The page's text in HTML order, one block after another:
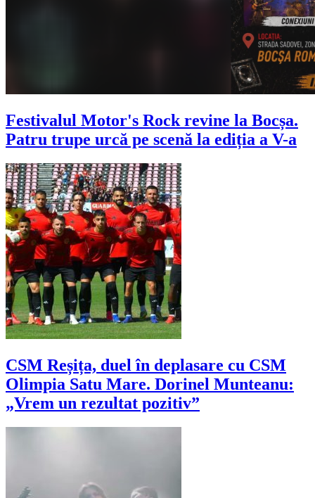
Festivalul Motor's Rock revine la Bocșa.
Patru trupe urcă pe scenă la ediția a V-a
CSM Reșița, duel în deplasare cu CSM
Olimpia Satu Mare. Dorinel Munteanu:
„Vrem un rezultat pozitiv”